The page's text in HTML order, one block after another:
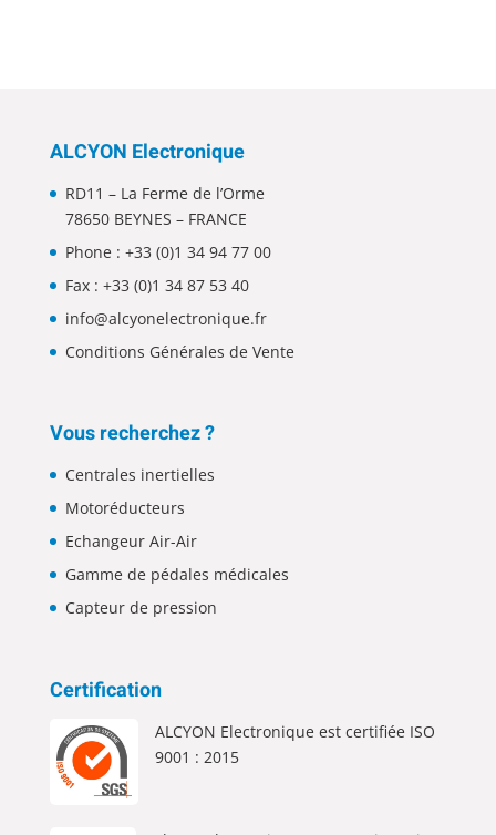
ALCYON Electronique
RD11 – La Ferme de l’Orme
78650 BEYNES – FRANCE
Phone : +33 (0)1 34 94 77 00
Fax : +33 (0)1 34 87 53 40
info@alcyonelectronique.fr
Conditions Générales de Vente
Vous recherchez ?
Centrales inertielles
Motoréducteurs
Echangeur Air-Air
Gamme de pédales médicales
Capteur de pression
Certification
ALCYON Electronique est certifiée ISO
9001 : 2015